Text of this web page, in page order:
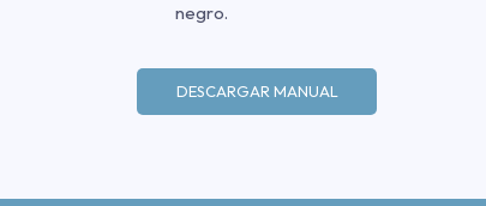
negro.
DESCARGAR MANUAL